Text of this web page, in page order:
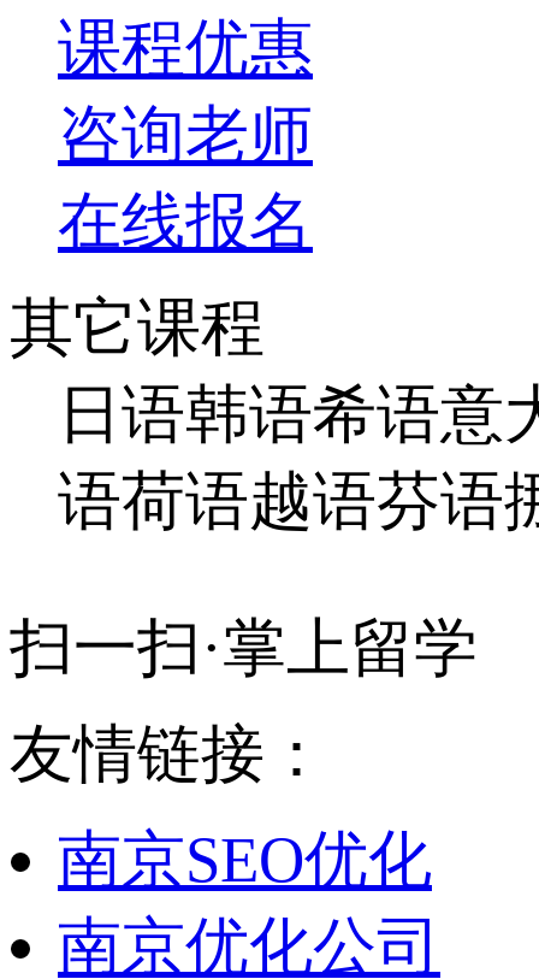
课程优惠
咨询老师
在线报名
其它课程
日语韩语希语意
语荷语越语芬语
扫一扫·掌上留学
友情链接：
南京SEO优化
南京优化公司